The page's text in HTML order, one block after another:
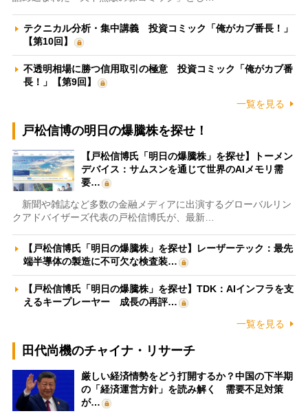
テクニカル分析・集中講義 投資コミック「俺がカブ番長！」
【第10回】
不透明相場に勝つ信用取引の極意 投資コミック「俺がカブ番
長！」【第9回】
一覧を見る
戸松信博の明日の爆騰株を探せ！
【戸松信博氏「明日の爆騰株」を探せ】トーメン
デバイス：サムスンを通じて世界のAIメモリ需
要…
新聞や雑誌など多数の金融メディアに出演するグローバルリン
クアドバイザーズ代表の戸松信博氏が、最新…
【戸松信博氏「明日の爆騰株」を探せ】レーザーテック：最先
端半導体の製造に不可欠な検査装…
【戸松信博氏「明日の爆騰株」を探せ】TDK：AIインフラを支
えるキープレーヤー 成長の再評…
一覧を見る
田代尚機のチャイナ・リサーチ
厳しい経済情勢をどう打開するか？中国の下半期
の「経済運営方針」を読み解く 需要不足対策
が…